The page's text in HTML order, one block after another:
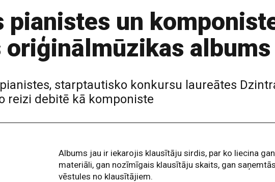
pianistes un
oriģinālmūzikas albums
starptautisko konkursu laureātes
reizi debitē kā komponiste
Albums jau ir iekarojis klausītāju sirdis, par ko liecina
materiāli, gan nozīmīgais klausītāju skaits, gan
vēstules no klausītājiem.